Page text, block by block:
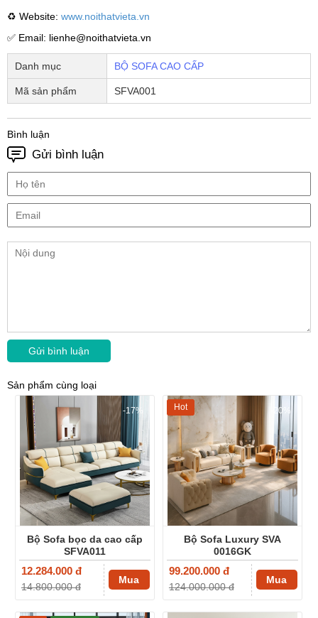
♻ Website: www.noithatvieta.vn
✅ Email: lienhe@noithatvieta.vn
Danh mục BỘ SOFA CAO CẤP
Mã sản phẩm SFVA001
Bình luận
Gửi bình luận
Sản phẩm cùng loại
Bộ Sofa bọc da cao cấp
SFVA011
12.284.000 đ
-17%
14.800.000 đ
Mua
Bộ Sofa Luxury SVA
0016GK
99.200.000 đ
-20%
124.000.000 đ
Mua
Hot